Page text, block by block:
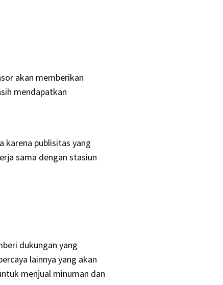
akan memberikan
mendapatkan
karena publisitas yang
sama dengan stasiun
dukungan yang
lainnya yang akan
menjual minuman dan